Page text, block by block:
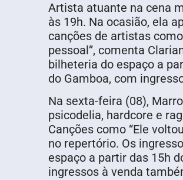
Artista atuante na cena
às 19h. Na ocasião, ela
canções de artistas
pessoal”, comenta
bilheteria do espaço a
do Gamboa, com
Na sexta-feira (08),
psicodelia, hardcore e
Canções como “Ele
no repertório. Os
espaço a partir das 15h
ingressos à venda